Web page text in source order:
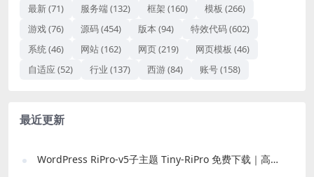
最新 (71) 服务端(132) 框架 (160) 模板 (266)
游戏(76) 源码(454) 版本 (94) 特效代码(602)
系统(46) 网站(162) 网页(219) 网页模板 (46)
自适应 (52) 行业 (137) 西游(84) 账号(158)
最近更新
WordPress RiPro-v5子主题 Tiny-RiPro 免费下载｜高转化资源站必备